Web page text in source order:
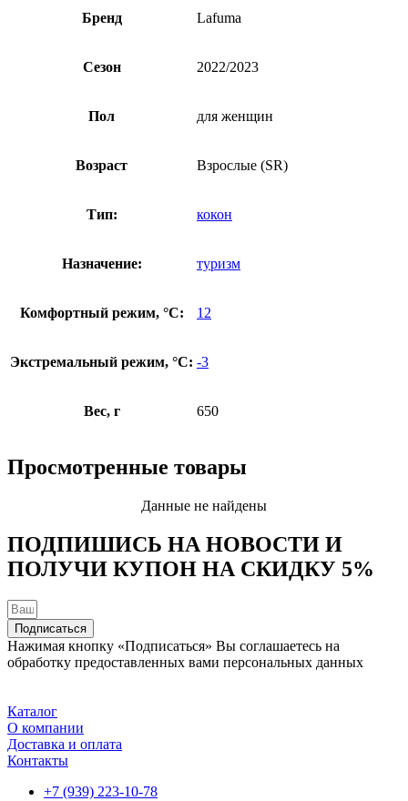
Бренд Lafuma
Сезон 2022/2023
Пол для женщин
Возраст Взрослые (SR)
Тип: кокон
Назначение: туризм
Комфортный режим, °C: 12
Экстремальный режим, °C: -3
Вес, г 650
Просмотренные товары
Данные не найдены
ПОДПИШИСЬ НА НОВОСТИ И
ПОЛУЧИ КУПОН НА СКИДКУ 5%
Подписаться
Нажимая кнопку «Подписаться» Вы соглашаетесь на
обработку предоставленных вами персональных данных
Каталог
О компании
Доставка и оплата
Контакты
+7 (939) 223-10-78